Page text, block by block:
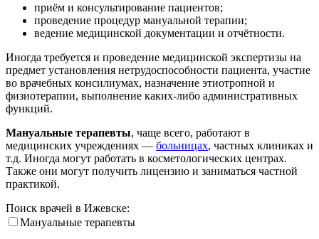
приём и консультирование пациентов;
проведение процедур мануальной терапии;
ведение медицинской документации и отчётности.
Иногда требуется и проведение медицинской экспертизы на
предмет установления нетрудоспособности пациента, участие
во врачебных консилиумах, назначение этиотропной и
физиотерапии, выполнение каких-либо административных
функций.
Мануальные терапевты, чаще всего, работают в
медицинских учреждениях — больницах, частных клиниках и
т.д. Иногда могут работать в косметологических центрах.
Также они могут получить лицензию и заниматься частной
практикой.
Поиск врачей в Ижевске:
Мануальные терапевты